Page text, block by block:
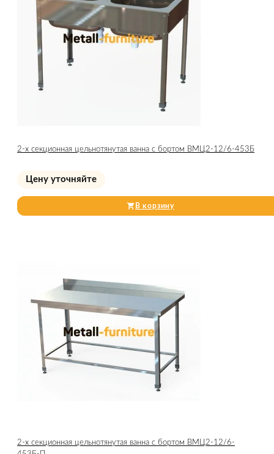
2-х секционная цельнотянутая ванна с бортом ВМЦ2-12/6-453Б
Цену уточняйте
В корзину
2-х секционная цельнотянутая ванна с бортом ВМЦ2-12/6-